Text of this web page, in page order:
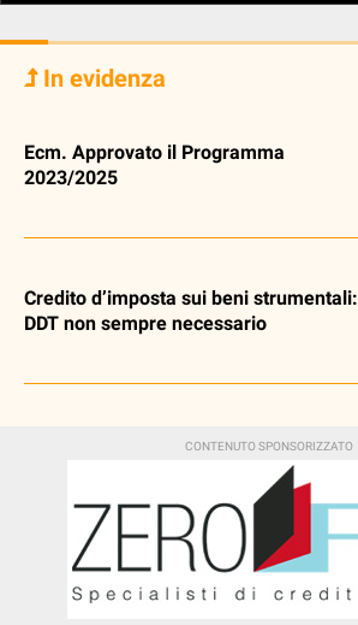
In evidenza
Ecm. Approvato il Programma
2023/2025
Credito d’imposta sui beni strumentali:
DDT non sempre necessario